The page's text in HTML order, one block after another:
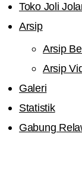
Toko Joli
Arsip
Arsip
Arsip
Galeri
Statistik
Gabung